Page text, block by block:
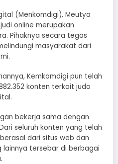
(Menkomdigi), Meutya
online merupakan
Pihaknya secara tegas
masyarakat dari
Kemkomdigi pun telah
konten terkait judo
bekerja sama dengan
seluruh konten yang telah
dari situs web dan
lainnya tersebar di berbagai